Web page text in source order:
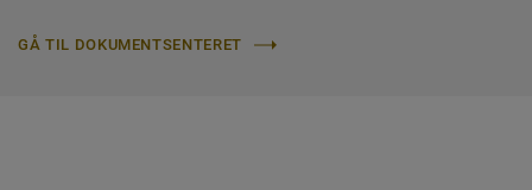
GÅ TIL DOKUMENTSENTERET